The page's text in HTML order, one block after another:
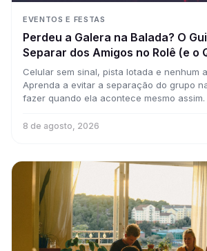
EVENTOS E FESTAS
Perdeu a Galera na Balada? O
Separar dos Amigos no Rolê (e o
Quando Acontece)
Celular sem sinal, pista lotada e nenhum
Aprenda a evitar a separação do grupo
fazer quando ela acontece mesmo assim.
8 de agosto, 2026